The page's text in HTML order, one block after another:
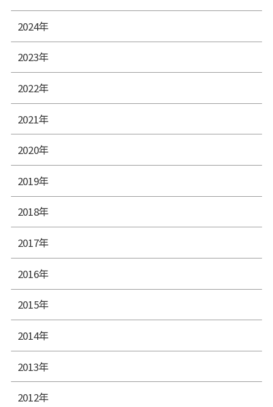
2024年
2023年
2022年
2021年
2020年
2019年
2018年
2017年
2016年
2015年
2014年
2013年
2012年